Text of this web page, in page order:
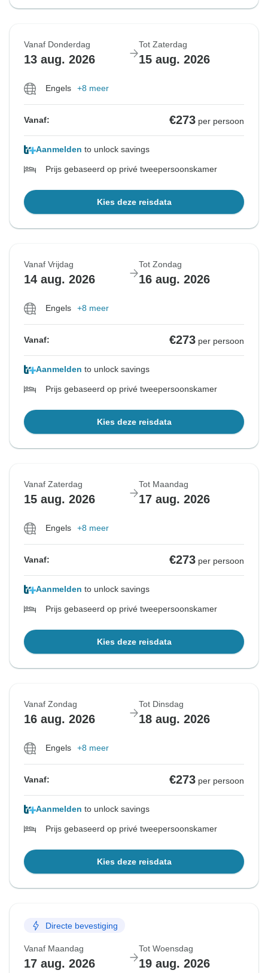
Vanaf Donderdag
13 aug. 2026
Tot Zaterdag
15 aug. 2026
Engels +8 meer
Vanaf: €273 per persoon
Aanmelden to unlock savings
Prijs gebaseerd op privé tweepersoonskamer
Kies deze reisdata
Vanaf Vrijdag
14 aug. 2026
Tot Zondag
16 aug. 2026
Engels +8 meer
Vanaf: €273 per persoon
Aanmelden to unlock savings
Prijs gebaseerd op privé tweepersoonskamer
Kies deze reisdata
Vanaf Zaterdag
15 aug. 2026
Tot Maandag
17 aug. 2026
Engels +8 meer
Vanaf: €273 per persoon
Aanmelden to unlock savings
Prijs gebaseerd op privé tweepersoonskamer
Kies deze reisdata
Vanaf Zondag
16 aug. 2026
Tot Dinsdag
18 aug. 2026
Engels +8 meer
Vanaf: €273 per persoon
Aanmelden to unlock savings
Prijs gebaseerd op privé tweepersoonskamer
Kies deze reisdata
Directe bevestiging
Vanaf Maandag
17 aug. 2026
Tot Woensdag
19 aug. 2026